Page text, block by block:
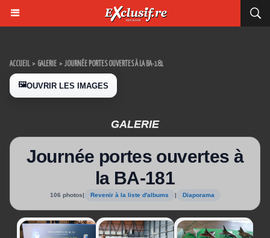
ACCUEIL > GALERIE > JOURNÉE PORTES OUVERTES À LA BA-181
🖼️OUVRIR LES IMAGES
GALERIE
Journée portes ouvertes à
la BA-181
106 photos| Revenir à la liste d'albums | Diaporama